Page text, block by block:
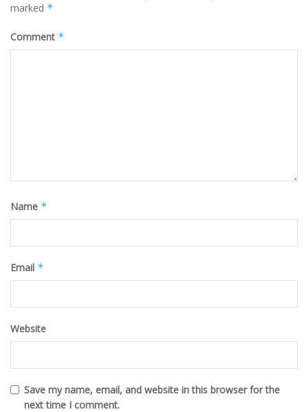
marked *
Comment *
Name *
Email *
Website
Save my name, email, and website in this browser for the
next time I comment.